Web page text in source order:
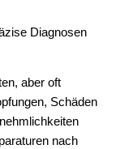
Diagnosen
aber oft
Schäden
nach